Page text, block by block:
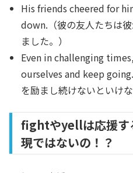
His friends cheered for
down. （彼の友人たちは
ました。）
Even in challenging
ourselves and keep going.
を励まし続けないといけな
fightやyellは応援す
現ではないの！？